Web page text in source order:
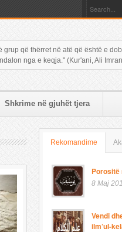
grup që thërret në atë që është e
nga e keqja." (Kur'ani, Ali
Shkrime në gjuhët tjera
Rekomandime
Porositë
8 Maj
Vendi
ilm’ul-